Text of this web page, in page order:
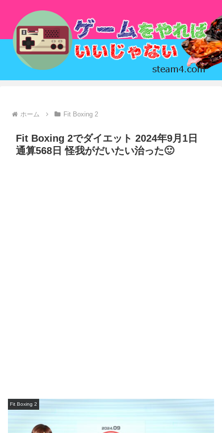
ホーム Fit Boxing 2
Fit Boxing 2でダイエット 2024年9月1日
通算568日 怪我がだいたい治った🙂
Fit Boxing 2